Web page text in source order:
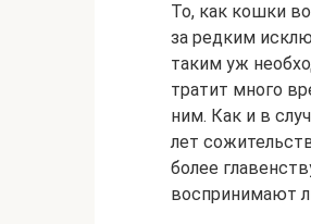
То, как кошки
за редким
таким уж
тратит много
ним. Как и в
лет
более
воспринимают